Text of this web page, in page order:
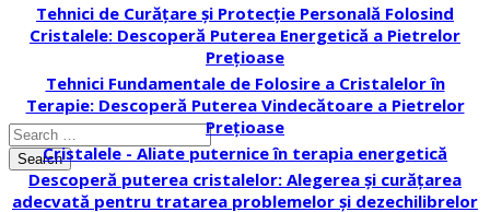
Search
Tehnici de Curățare și Protecție Personală Folosind
Cristalele: Descoperă Puterea Energetică a Pietrelor
Prețioase
Tehnici Fundamentale de Folosire a Cristalelor în
Terapie: Descoperă Puterea Vindecătoare a Pietrelor
Prețioase
Cristalele - Aliate puternice în terapia energetică
Descoperă puterea cristalelor: Alegerea și curățarea
adecvată pentru tratarea problemelor și dezechilibrelor